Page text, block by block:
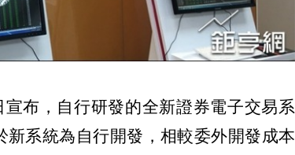
布，自行研發的全新證券電子交易系
系統為自行開發，相較委外開發成本